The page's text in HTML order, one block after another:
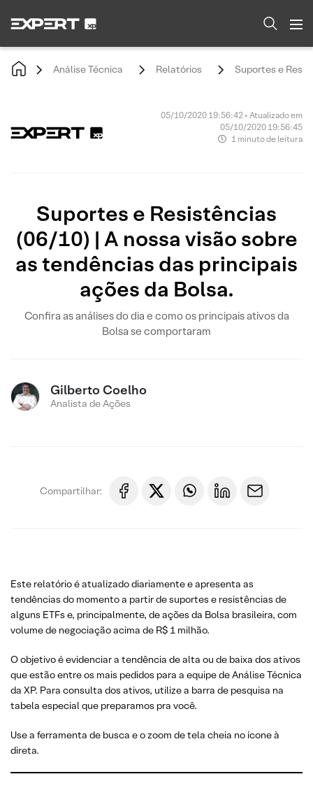
Análise Técnica Relatórios Suportes e
05/10/2020 19:56:42 • Atualizado em
05/10/2020 19:56:45
1 minuto de leitura
Suportes e Resistências
(06/10) | A nossa visão sobre
as tendências das principais
ações da Bolsa.
Confira as análises do dia e como os principais ativos da
Bolsa se comportaram
Gilberto Coelho
Analista de Ações
Compartilhar:
Este relatório é atualizado diariamente e apresenta as
tendências do momento a partir de suportes e resistências de
alguns ETFs e, principalmente, de ações da Bolsa brasileira, com
volume de negociação acima de R$ 1 milhão.
O objetivo é evidenciar a tendência de alta ou de baixa dos ativos
que estão entre os mais pedidos para a equipe de Análise Técnica
da XP. Para consulta dos ativos, utilize a barra de pesquisa na
tabela especial que preparamos pra você.
Use a ferramenta de busca e o zoom de tela cheia no ícone à
direta.